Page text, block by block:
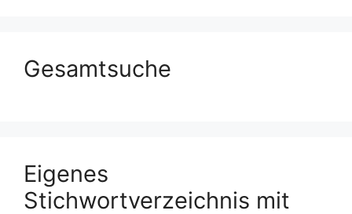
Gesamtsuche
Eigenes
Stichwortverzeichnis mit